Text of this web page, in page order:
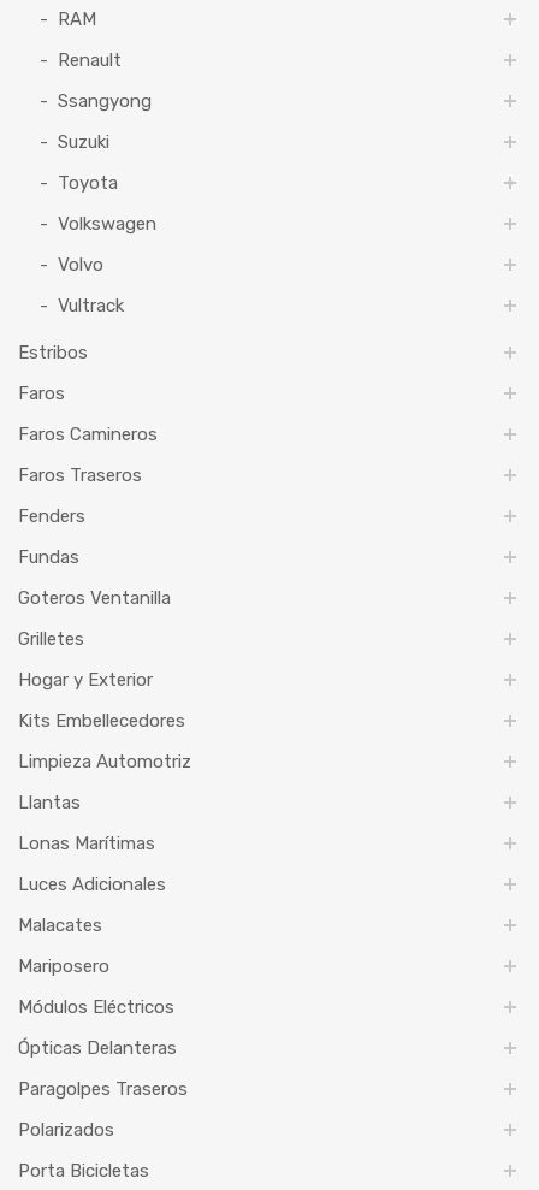
RAM
Renault
Ssangyong
Suzuki
Toyota
Volkswagen
Volvo
Vultrack
Estribos
Faros
Faros Camineros
Faros Traseros
Fenders
Fundas
Goteros Ventanilla
Grilletes
Hogar y Exterior
Kits Embellecedores
Limpieza Automotriz
Llantas
Lonas Marítimas
Luces Adicionales
Malacates
Mariposero
Módulos Eléctricos
Ópticas Delanteras
Paragolpes Traseros
Polarizados
Porta Bicicletas